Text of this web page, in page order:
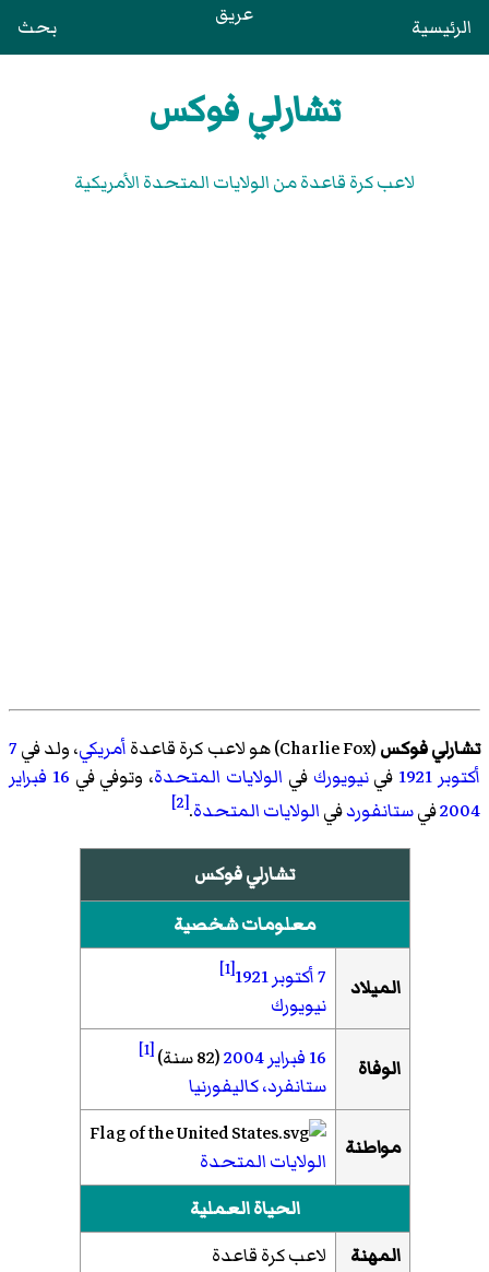
الرئيسية عريق بحث
تشارلي فوكس
لاعب كرة قاعدة من الولايات المتحدة الأمريكية
تشارلي فوكس(
Charlie Fox)‏ هو لاعب كرة قاعدةأمريكي، ولد في7
أكتوبر 1921 فينيويورك في الولايات المتحدة، وتوفي في 16 فبراير
2004فيستانفوردفيالولايات المتحدة.
[2]
تشارلي فوكس
معلومات شخصية
الميلاد 7 أكتوبر 1921
[1]
نيويورك
الوفاة 16 فبراير 2004(82 سنة) [1]
ستانفرد، كاليفورنيا
مواطنة
الولايات المتحدة
الحياة العملية
المهنة
لاعب كرة قاعدة